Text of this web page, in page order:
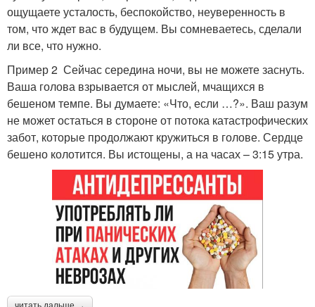
ощущаете усталость, беспокойство, неуверенность в
том, что ждет вас в будущем. Вы сомневаетесь, сделали
ли все, что нужно.
Пример 2 Сейчас середина ночи, вы не можете заснуть.
Ваша голова взрывается от мыслей, мчащихся в
бешеном темпе. Вы думаете: «Что, если …?». Ваш разум
не может остаться в стороне от потока катастрофических
забот, которые продолжают кружиться в голове. Сердце
бешено колотится. Вы истощены, а на часах – 3:15 утра.